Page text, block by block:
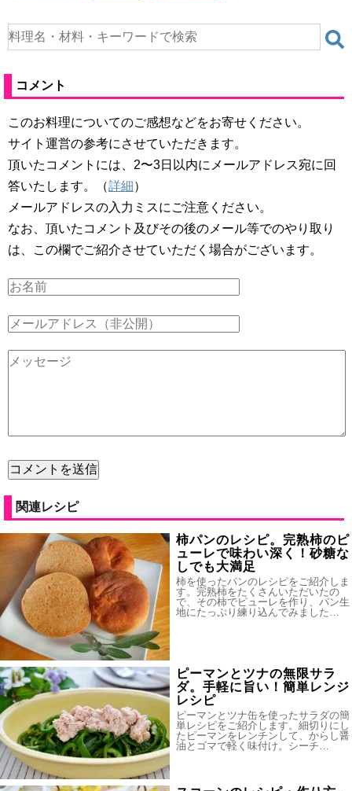
コメント
このお料理についてのご感想などをお寄せください。
サイト運営の参考にさせていただきます。
頂いたコメントには、2〜3日以内にメールアドレス宛に回
答いたします。（詳細）
メールアドレスの入力ミスにご注意ください。
なお、頂いたコメント及びその後のメール等でのやり取り
は、この欄でご紹介させていただく場合がございます。
関連レシピ
柿パンのレシピ。完熟柿のピ
ューレで味わい深く！砂糖な
しでも大満足
柿を使ったパンのレシピをご紹介しま
す。完熟柿をたくさんいただいたの
で、その柿でピューレを作り、パン生
地にたっぷり練り込んでみました…
ピーマンとツナの無限サラ
ダ。手軽に旨い！簡単レンジ
レシピ
ピーマンとツナ缶を使ったサラダの簡
単レシピをご紹介します。細切りにし
たピーマンをレンチンして、からし醤
油とゴマで軽く味付け。シーチ…